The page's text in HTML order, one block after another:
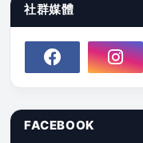
社群媒體
FACEBOOK